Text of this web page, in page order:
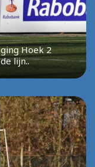
Hoek 2
lijn..